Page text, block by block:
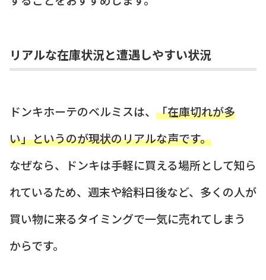
リアルな在庫状況と遭遇しやすい状況
ドンキホーテのベルミスは、 「在庫切れが多
い」というのが現状のリアルな声です。
なぜなら、ドンキは手軽に買える場所として知ら
れているため、週末や給料日後など、多くの人が
買い物に来るタイミングで一気に売れてしまう
からです。